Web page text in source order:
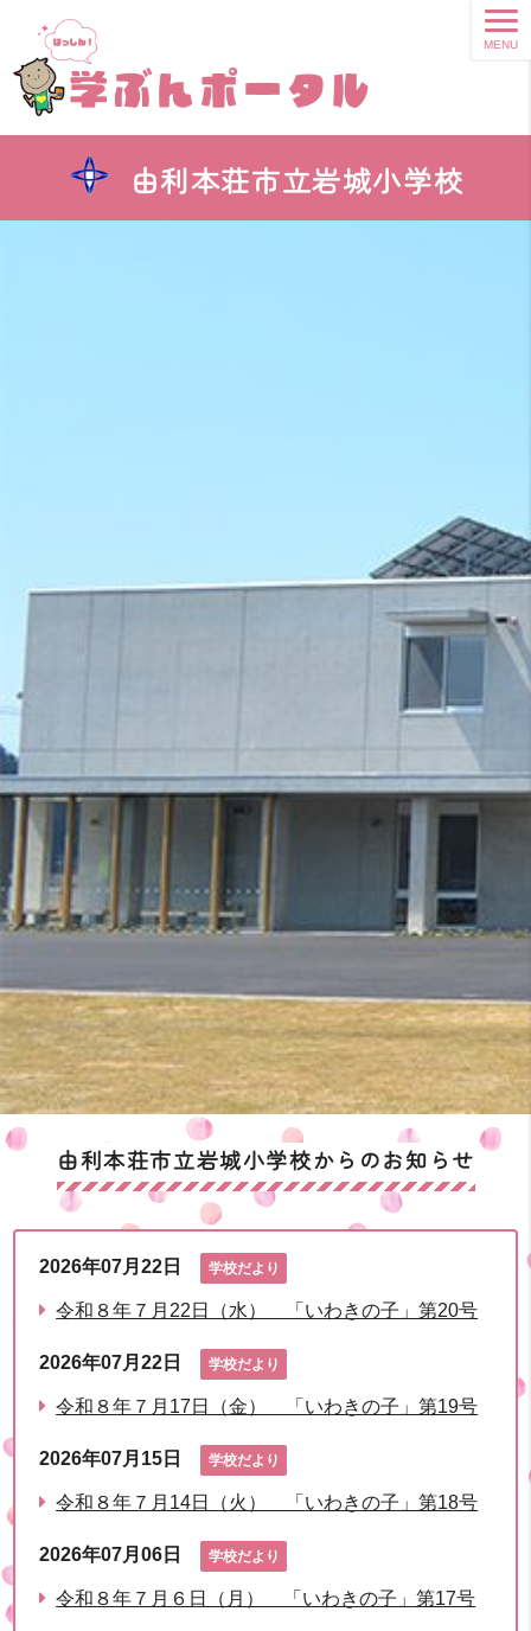
由利本荘市立岩城小学校
MENU
由利本荘市立岩城小学校からのお知らせ
2026年07月22日 学校だより
令和８年７月22日（水） 「いわきの子」第20号
2026年07月22日 学校だより
令和８年７月17日（金） 「いわきの子」第19号
2026年07月15日 学校だより
令和８年７月14日（火） 「いわきの子」第18号
2026年07月06日 学校だより
令和８年７月６日（月） 「いわきの子」第17号